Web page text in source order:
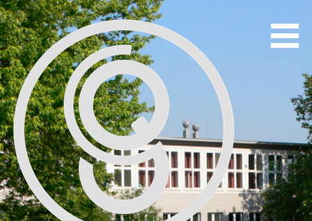
Zum
Inhalt
springen